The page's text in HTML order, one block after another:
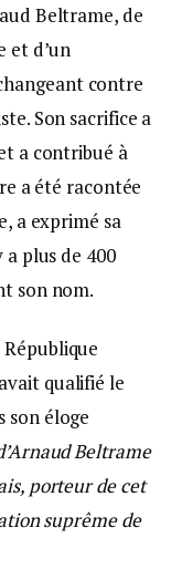
Beltrame, de
et d’un
contre
Son sacrifice a
a contribué à
a été racontée
a exprimé sa
plus de 400
son nom.
qualifié le
son éloge
Beltrame
porteur de cet
suprême de